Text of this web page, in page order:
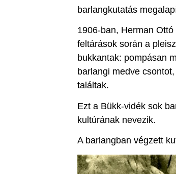
barlangkutatás
1906-ban, Herman
feltárások során a
bukkantak: pompásan
barlangi medve
találtak.
Ezt a Bükk-vidék sok
kultúrának nevezik.
A barlangban végzett